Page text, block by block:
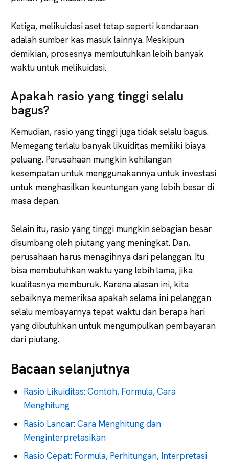
Ketiga, melikuidasi aset tetap seperti kendaraan
adalah sumber kas masuk lainnya. Meskipun
demikian, prosesnya membutuhkan lebih banyak
waktu untuk melikuidasi.
Apakah rasio yang tinggi selalu
bagus?
Kemudian, rasio yang tinggi juga tidak selalu bagus.
Memegang terlalu banyak likuiditas memiliki biaya
peluang. Perusahaan mungkin kehilangan
kesempatan untuk menggunakannya untuk investasi
untuk menghasilkan keuntungan yang lebih besar di
masa depan.
Selain itu, rasio yang tinggi mungkin sebagian besar
disumbang oleh piutang yang meningkat. Dan,
perusahaan harus menagihnya dari pelanggan. Itu
bisa membutuhkan waktu yang lebih lama, jika
kualitasnya memburuk. Karena alasan ini, kita
sebaiknya memeriksa apakah selama ini pelanggan
selalu membayarnya tepat waktu dan berapa hari
yang dibutuhkan untuk mengumpulkan pembayaran
dari piutang.
Bacaan selanjutnya
Rasio Likuiditas: Contoh, Formula, Cara
Menghitung
Rasio Lancar: Cara Menghitung dan
Menginterpretasikan
Rasio Cepat: Formula, Perhitungan, Interpretasi